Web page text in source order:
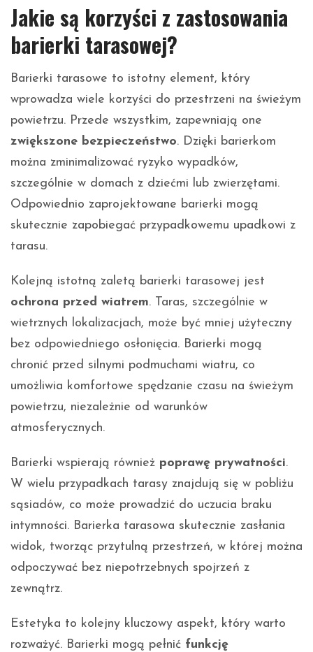
Jakie są korzyści z zastosowania
barierki tarasowej?
Barierki tarasowe to istotny element, który
wprowadza wiele korzyści do przestrzeni na świeżym
powietrzu. Przede wszystkim, zapewniają one
zwiększone bezpieczeństwo. Dzięki barierkom
można zminimalizować ryzyko wypadków,
szczególnie w domach z dziećmi lub zwierzętami.
Odpowiednio zaprojektowane barierki mogą
skutecznie zapobiegać przypadkowemu upadkowi z
tarasu.
Kolejną istotną zaletą barierki tarasowej jest
ochrona przed wiatrem. Taras, szczególnie w
wietrznych lokalizacjach, może być mniej użyteczny
bez odpowiedniego osłonięcia. Barierki mogą
chronić przed silnymi podmuchami wiatru, co
umożliwia komfortowe spędzanie czasu na świeżym
powietrzu, niezależnie od warunków
atmosferycznych.
Barierki wspierają również poprawę prywatności.
W wielu przypadkach tarasy znajdują się w pobliżu
sąsiadów, co może prowadzić do uczucia braku
intymności. Barierka tarasowa skutecznie zasłania
widok, tworząc przytulną przestrzeń, w której można
odpoczywać bez niepotrzebnych spojrzeń z
zewnątrz.
Estetyka to kolejny kluczowy aspekt, który warto
rozważyć. Barierki mogą pełnić funkcję